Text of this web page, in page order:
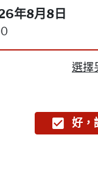
年8月8日
選擇
好，